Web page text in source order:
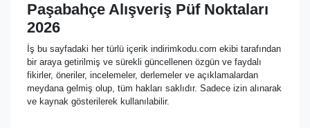
Paşabahçe Alışveriş Püf Noktaları
2026
İş bu sayfadaki her türlü içerik indirimkodu.com ekibi tarafından
bir araya getirilmiş ve sürekli güncellenen özgün ve faydalı
fikirler, öneriler, incelemeler, derlemeler ve açıklamalardan
meydana gelmiş olup, tüm hakları saklıdır. Sadece izin alınarak
ve kaynak gösterilerek kullanılabilir.